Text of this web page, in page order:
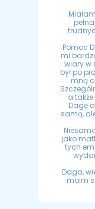
Pomoc
mi
wiary w
był po
mną
a
Dagę
samą,
jako
tych
Daga,
moim